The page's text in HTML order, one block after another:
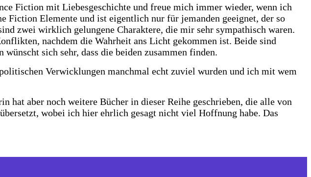
Fiction mit Liebesgeschichte und freue mich immer wieder, wenn ich
Fiction Elemente und ist eigentlich nur für jemanden geeignet, der so
zwei wirklich gelungene Charaktere, die mir sehr sympathisch waren.
nachdem die Wahrheit ans Licht gekommen ist. Beide sind
sich sehr, dass die beiden zusammen finden.
Verwicklungen manchmal echt zuviel wurden und ich mit wem
hat aber noch weitere Bücher in dieser Reihe geschrieben, die alle von
wobei ich hier ehrlich gesagt nicht viel Hoffnung habe. Das